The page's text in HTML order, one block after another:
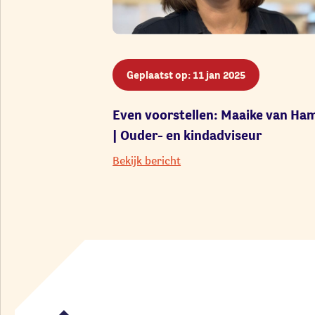
Geplaatst op: 11 jan 2025
Even voorstellen: Maaike van
| Ouder- en kindadviseur
Bekijk bericht